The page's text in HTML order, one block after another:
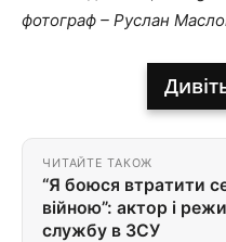
фотограф – Руслан
ЧИТАЙТЕ ТАКОЖ
“Я боюся втратити
війною”: актор і
службу в ЗСУ